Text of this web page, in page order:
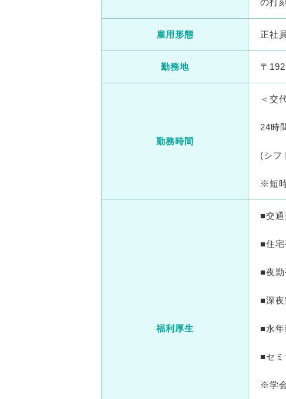
の打
雇用形態 正社員
勤務地 〒
勤務時間
＜交
24時
(シフ
※短
福利厚生
■交
■住
■夜
■深
■永
■セ
※学